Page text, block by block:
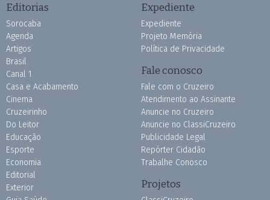
Editorias
Sorocaba
Agenda
Artigos
Brasil
Canal 1
Casa e Acabamento
Cinema
Cruzeirinho
Do Leitor
Educação
Esporte
Economia
Editorial
Exterior
Expediente
Expediente
Projeto Memória
Política de Privacidade
Fale conosco
Fale com o Cruzeiro
Atendimento ao Assinante
Anuncie no Cruzeiro
Anuncie no ClassiCruzeiro
Publicidade Legal
Repórter Cidadão
Trabalhe Conosco
Projetos